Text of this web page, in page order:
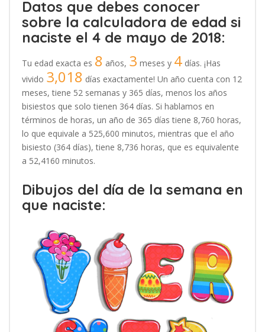
Datos que debes conocer
sobre la calculadora de edad si
naciste el 4 de mayo de 2018:
Tu edad exacta es 8 años, 3 meses y 4 días. ¡Has
vivido 3,018 días exactamente! Un año cuenta con 12
meses, tiene 52 semanas y 365 días, menos los años
bisiestos que solo tienen 364 días. Si hablamos en
términos de horas, un año de 365 días tiene 8,760 horas,
lo que equivale a 525,600 minutos, mientras que el año
bisiesto (364 días), tiene 8,736 horas, que es equivalente
a 52,4160 minutos.
Dibujos del día de la semana en
que naciste: